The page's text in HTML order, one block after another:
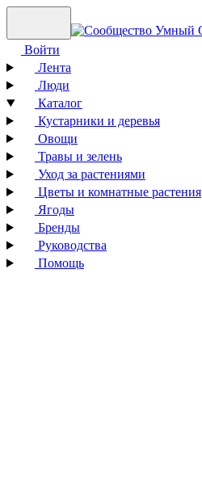
Войти
Лента
Люди
Каталог
Кустарники и деревья
Овощи
Травы и зелень
Уход за растениями
Цветы и комнатные растения
Ягоды
Бренды
Руководства
Помощь